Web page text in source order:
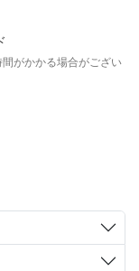
がかかる場合がござい